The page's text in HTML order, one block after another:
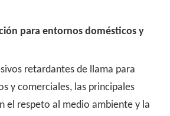
para entornos domésticos y
retardantes de llama para
y comerciales, las principales
el respeto al medio ambiente y la